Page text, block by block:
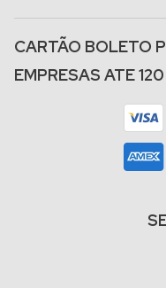
CARTÃO BOLETO
EMPRESAS ATE